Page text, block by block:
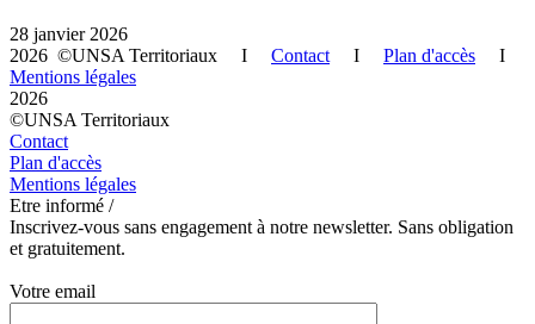
28 janvier 2026
2026 ©UNSA Territoriaux I Contact I Plan d'accès I
Mentions légales
2026
©UNSA Territoriaux
Contact
Plan d'accès
Mentions légales
Etre informé /
Inscrivez-vous sans engagement à notre newsletter. Sans obligation
et gratuitement.
Votre email